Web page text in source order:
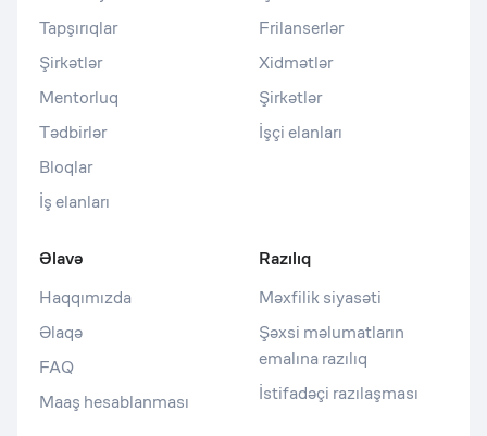
Tapşırıqlar
Şirkətlər
Mentorluq
Tədbirlər
Bloqlar
İş elanları
Frilanserlər
Xidmətlər
Şirkətlər
İşçi elanları
Əlavə
Haqqımızda
Əlaqə
FAQ
Maaş hesablanması
Razılıq
Məxfilik siyasəti
Şəxsi məlumatların
emalına razılıq
İstifadəçi razılaşması